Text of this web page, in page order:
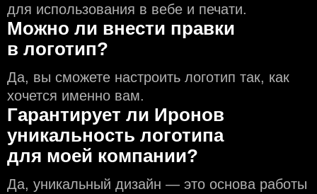
для использования в вебе и печати.
Можно ли внести правки
в логотип?
Да, вы сможете настроить логотип так, как
хочется именно вам.
Гарантирует ли Иронов
уникальность логотипа
для моей компании?
Да, уникальный дизайн — это основа работы